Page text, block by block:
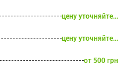
цену уточняйте...
цену уточняйте...
от 500 грн